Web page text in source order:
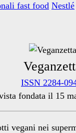
fast food Nestlé
ISSN 2284-
fondata il 15
vegani nei